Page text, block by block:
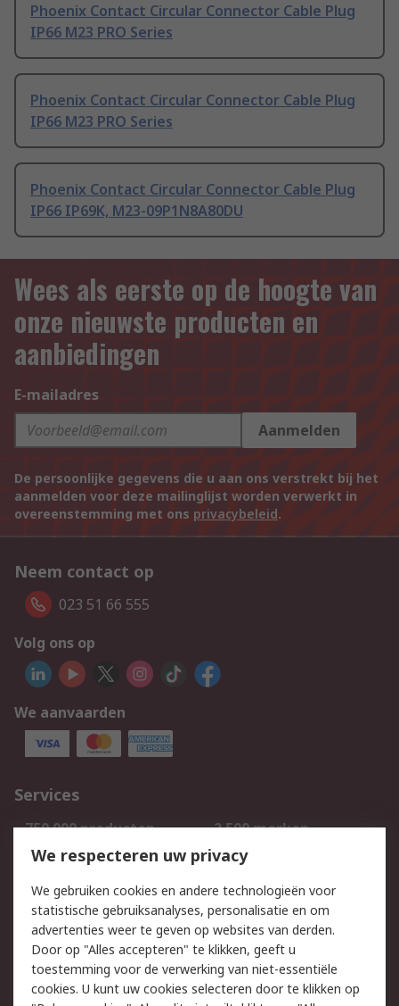
Phoenix Contact Circular Connector Cable Plug
IP66 M23 PRO Series
Phoenix Contact Circular Connector Cable Plug
IP66 M23 PRO Series
Phoenix Contact Circular Connector Cable Plug
IP66 IP69K, M23-09P1N8A80DU
Wees als eerste op de hoogte van
onze nieuwste producten en
aanbiedingen
E-mailadres
Aanmelden
De persoonlijke gegevens die u aan ons verstrekt bij het
aanmelden voor deze mailinglijst worden verwerkt in
overeenstemming met ons privacybeleid.
Neem contact op
023 51 66 555
Volg ons op
We aanvaarden
Services
750.000 producten
2.500 merken
Bestellen
Inkoopoplossingen
Track & Trace
Wettelijk
Cookiebeleid
Email veiligheid
We respecteren uw privacy
We gebruiken cookies en andere technologieën voor
statistische gebruiksanalyses, personalisatie en om
advertenties weer te geven op websites van derden.
Door op "Alles accepteren" te klikken, geeft u
toestemming voor de verwerking van niet-essentiële
cookies. U kunt uw cookies selecteren door te klikken op